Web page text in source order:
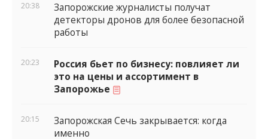
20:38
Запорожские журналисты получат
детекторы дронов для более безопасной
работы
20:23
Россия бьет по бизнесу: повлияет ли
это на цены и ассортимент в
Запорожье
20:15
Запорожская Сечь закрывается: когда
именно